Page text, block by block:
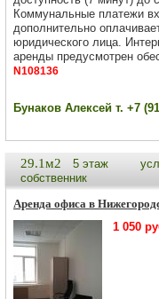
Коммунальные платежи
дополнительно
юридического лица.
аренды предусмотрен
N108136
Бунаков Алексей т. +7
29.1м2 5 этаж
собственник
Аренда офиса в
1 050